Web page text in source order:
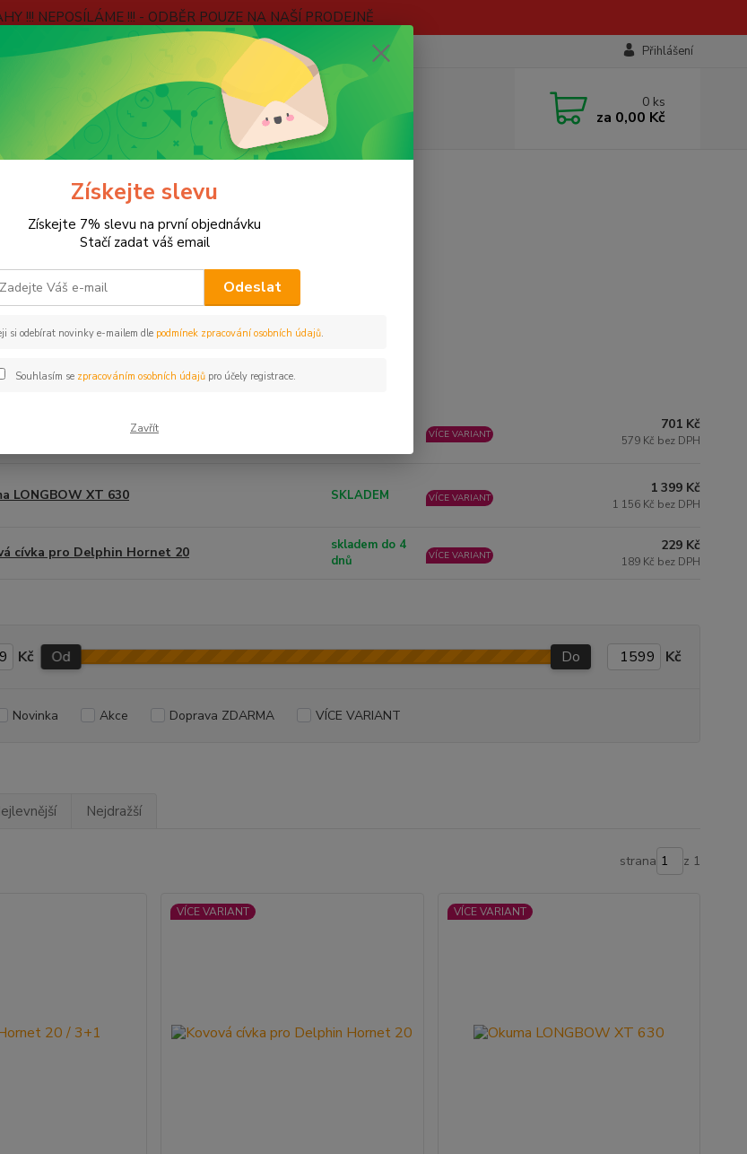
!!! NEPOSÍLÁME !!! - ODBĚR POUZE NA NAŠÍ PRODEJNĚ
Jak ověřujeme hodnocení? Věrnostní program Přihlášení
Hledat 0 ks
za 0,00 Kč
Navijáky
VOLNOBĚŽNÁ BRZDA
VÍCE VARIANT
701 Kč
579 Kč bez DPH
LONGBOW XT 630 SKLADEM VÍCE VARIANT
1 399 Kč
1 156 Kč bez DPH
cívka pro Delphin Hornet 20
skladem do 4
dnů
VÍCE VARIANT
229 Kč
189 Kč bez DPH
Kč Od Do Kč
Novinka Akce Doprava ZDARMA VÍCE VARIANT
Nejdražší
strana z 1
VÍCE VARIANT VÍCE VARIANT
Získejte slevu
Získejte 7% slevu na první objednávku
Stačí zadat váš email
Odeslat
si odebírat novinky e-mailem dle podmínek zpracování osobních údajů.
Souhlasím se zpracováním osobních údajůpro účely registrace.
Zavřít